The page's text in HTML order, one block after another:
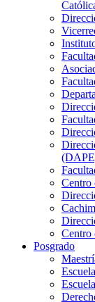
Centro
Centro
Posgrado